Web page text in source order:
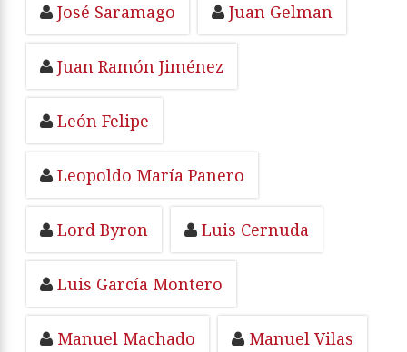
José Saramago Juan Gelman
Juan Ramón Jiménez
León Felipe
Leopoldo María Panero
Lord Byron Luis Cernuda
Luis García Montero
Manuel Machado Manuel Vilas